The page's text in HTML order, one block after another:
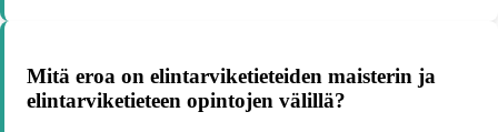
Mitä eroa on elintarviketieteiden maisterin ja
elintarviketieteen opintojen välillä?